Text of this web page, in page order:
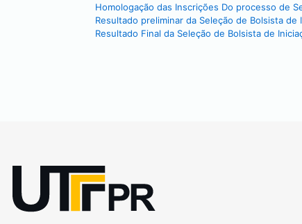
Homologação das Inscrições Do processo de
Resultado preliminar da Seleção de Bolsista
Resultado Final da Seleção de Bolsista de